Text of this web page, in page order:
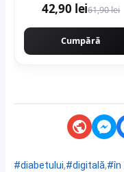
cm mata portelanata42,90 lei61,90 lei
Cumpără
#diabetului,#digitală,#în